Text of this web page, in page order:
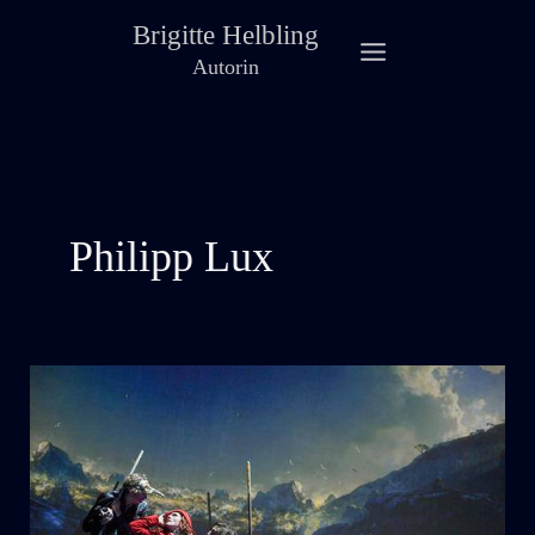
Brigitte Helbling
Autorin
Philipp Lux